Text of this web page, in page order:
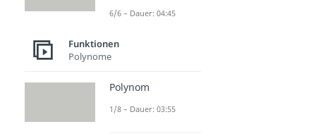
6/6 – Dauer: 04:45
Funktionen
Polynome
Polynom
1/8 – Dauer: 03:55